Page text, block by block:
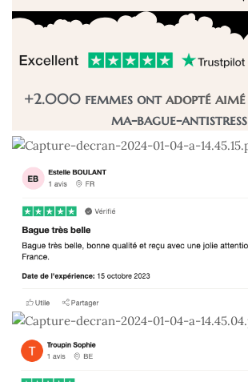
+2.000 femmes ontadopté aimé
ma-bague-antistress